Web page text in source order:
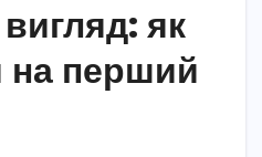
як
на перший